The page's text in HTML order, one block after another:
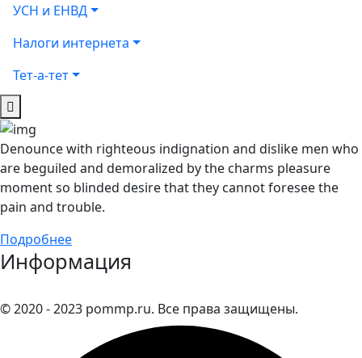
УСН и ЕНВД
Налоги интернета
Тет-а-тет
Denounce with righteous indignation and dislike men who
are beguiled and demoralized by the charms pleasure
moment so blinded desire that they cannot foresee the
pain and trouble.
Подробнее
Информация
© 2020 - 2023 pommp.ru. Все права защищены.